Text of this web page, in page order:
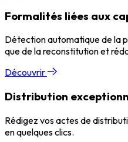
Formalités liées aux
Détection automatique de la
que de la reconstitution et
Découvrir
Distribution
Rédigez vos actes de
en quelques clics.